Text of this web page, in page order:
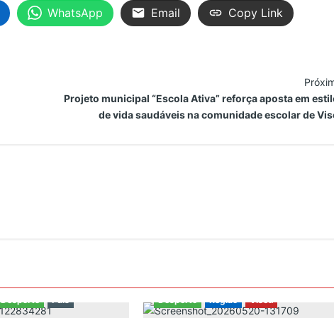
WhatsApp Email Copy Link
Projeto municipal “Escola Ativa” reforça aposta em
de vida saudáveis na comunidade escolar de